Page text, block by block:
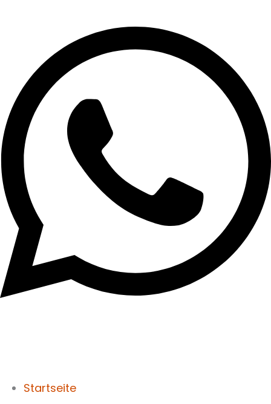
Startseite